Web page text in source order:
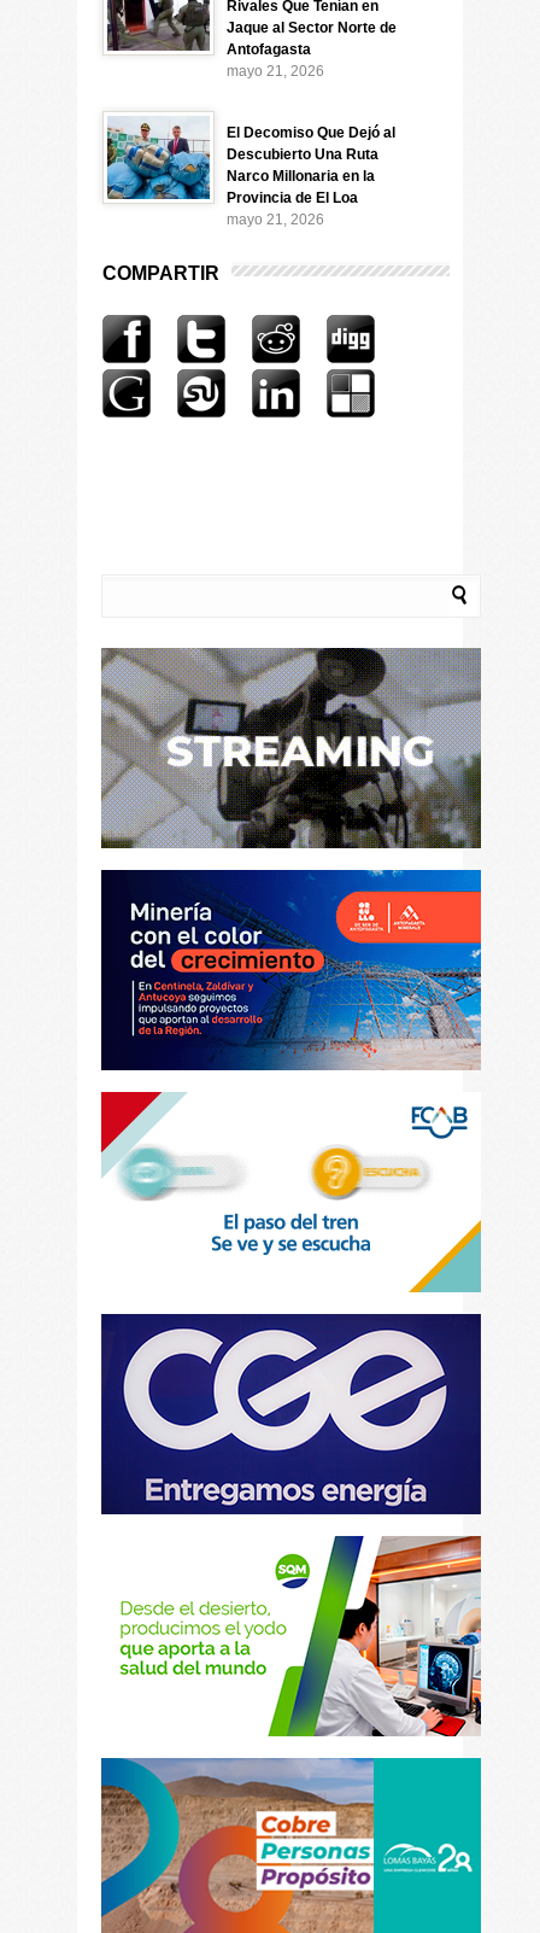
Rivales Que Tenían en
Jaque al Sector Norte de
Antofagasta
mayo 21, 2026
El Decomiso Que Dejó al
Descubierto Una Ruta
Narco Millonaria en la
Provincia de El Loa
mayo 21, 2026
COMPARTIR